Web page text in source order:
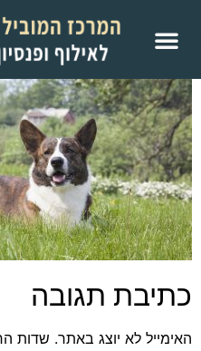
כתיבת תגובה
האימייל לא יוצג באתר. שדות